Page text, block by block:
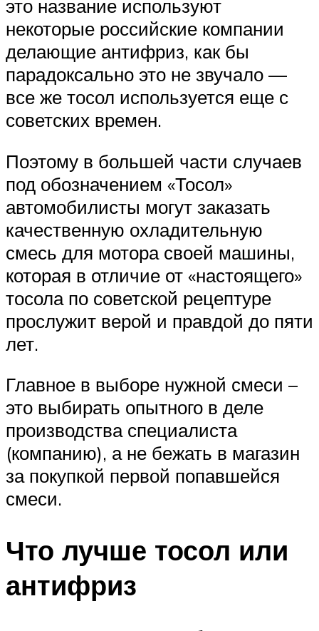
это название используют
некоторые российские компании
делающие антифриз, как бы
парадоксально это не звучало —
все же тосол используется еще с
советских времен.
Поэтому в большей части случаев
под обозначением «Тосол»
автомобилисты могут заказать
качественную охладительную
смесь для мотора своей машины,
которая в отличие от «настоящего»
тосола по советской рецептуре
прослужит верой и правдой до пяти
лет.
Главное в выборе нужной смеси –
это выбирать опытного в деле
производства специалиста
(компанию), а не бежать в магазин
за покупкой первой попавшейся
смеси.
Что лучше тосол или
антифриз